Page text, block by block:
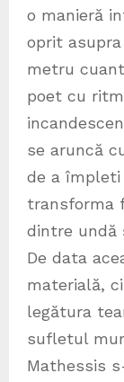
o manieră
oprit
metru
poet cu
se aruncă
de a împleti
transforma
dintre undă
De data
materială,
legătura
sufletul
Mathessis